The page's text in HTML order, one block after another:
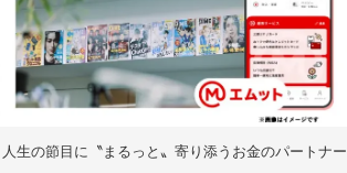
人生の節目に〝まるっと〟寄り添うお金のパートナー